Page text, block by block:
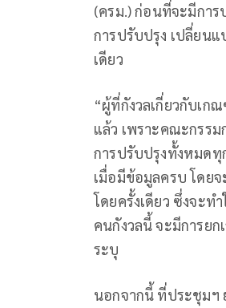
(ครม.) ก่อนที่จะมีการ
การปรับปรุง เปลี่ยน
เดียว
“ผู้ที่กังวลเกี่ยวกับเก
แล้ว เพราะคณะกรร
การปรับปรุงทั้งหมด
เมื่อมีข้อมูลครบ โดย
โดยครั้งเดียว ซึ่งจะท
คนกังวลนี้ จะมีการย
ระบุ
นอกจากนี้ ที่ประชุมฯ